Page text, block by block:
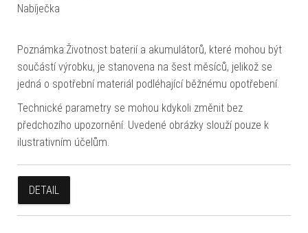
Nabíječka
Poznámka:Životnost baterií a akumulátorů, které mohou být
součástí výrobku, je stanovena na šest měsíců, jelikož se
jedná o spotřební materiál podléhající běžnému opotřebení.
Technické parametry se mohou kdykoli změnit bez
předchozího upozornění. Uvedené obrázky slouží pouze k
ilustrativním účelům.
DETAIL